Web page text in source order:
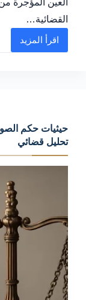
القضائية…
اقرأ المزيد
بطلان
لصدوره
من
(للمالك
الجديد)
حيثيات حكم
تحليل قضائي